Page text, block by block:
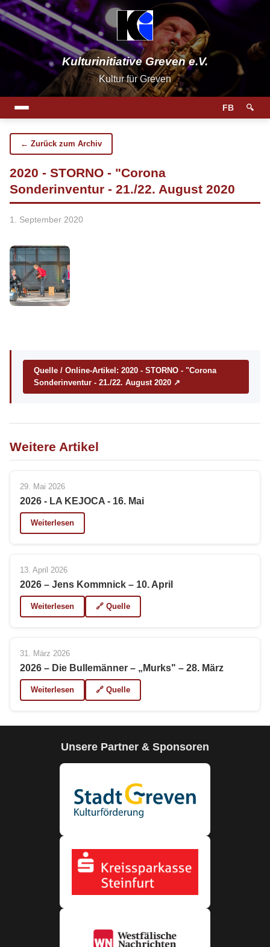
Kulturinitiative Greven e.V.
Kultur für Greven
FB 🔍
← Zurück zum Archiv
2020 - STORNO - "Corona
Sonderinventur - 21./22. August 2020
1. September 2020
Quelle / Online-Artikel: 2020 - STORNO - "Corona
Sonderinventur - 21./22. August 2020 ↗
Weitere Artikel
29. Mai 2026
2026 - LA KEJOCA - 16. Mai
Weiterlesen
13. April 2026
2026 – Jens Kommnick – 10. April
Weiterlesen 🔗 Quelle
31. März 2026
2026 – Die Bullemänner – „Murks" – 28. März
Weiterlesen 🔗 Quelle
Unsere Partner & Sponsoren